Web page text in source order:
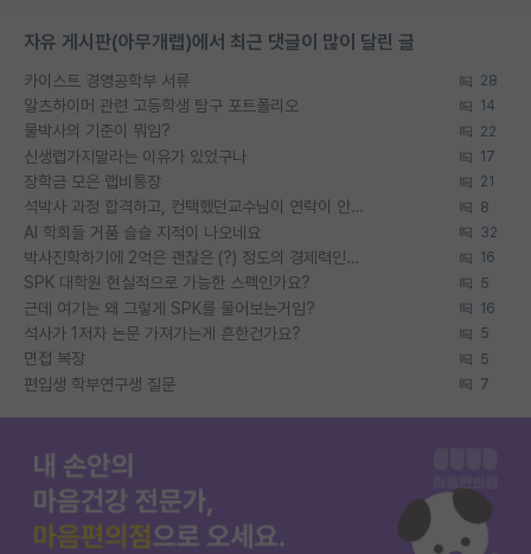
자유 게시판(아무개랩)에서 최근 댓글이 많이 달린 글
카이스트 경영공학부 서류 28
알츠하이머 관련 고등학생 탐구 포트폴리오 14
물박사의 기준이 뭐임? 22
신생랩가지말라는 이유가 있었구나 17
장학금 모은 랩비통장 21
석박사 과정 합격하고, 컨택했던교수님이 연락이 안됩니다... 8
AI 학회들 거품 슬슬 지적이 나오네요 32
박사진학하기에 2억은 괜찮은 (?) 정도의 경제력인가요 16
SPK 대학원 현실적으로 가능한 스펙인가요? 5
근데 여기는 왜 그렇게 SPK를 물어보는거임? 16
석사가 1저자 논문 가져가는게 흔한건가요? 5
면접 복장 5
편입생 학부연구생 질문 7